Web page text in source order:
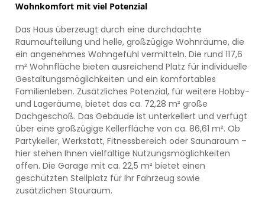
Wohnkomfort mit viel Potenzial
Das Haus überzeugt durch eine durchdachte
Raumaufteilung und helle, großzügige Wohnräume, die
ein angenehmes Wohngefühl vermitteln. Die rund 117,6
m² Wohnfläche bieten ausreichend Platz für individuelle
Gestaltungsmöglichkeiten und ein komfortables
Familienleben. Zusätzliches Potenzial, für weitere Hobby-
und Lageräume, bietet das ca. 72,28 m² große
Dachgeschoß. Das Gebäude ist unterkellert und verfügt
über eine großzügige Kellerfläche von ca. 86,61 m². Ob
Partykeller, Werkstatt, Fitnessbereich oder Saunaraum –
hier stehen Ihnen vielfältige Nutzungsmöglichkeiten
offen. Die Garage mit ca. 22,5 m² bietet einen
geschützten Stellplatz für Ihr Fahrzeug sowie
zusätzlichen Stauraum.